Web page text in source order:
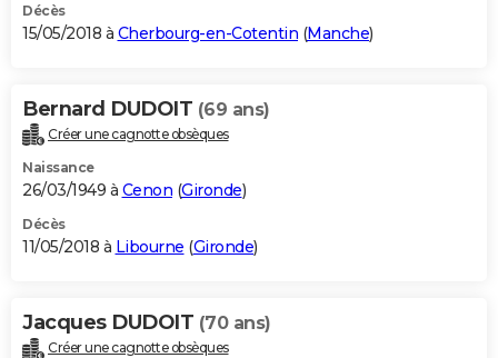
Décès
15/05/2018 à Cherbourg-en-Cotentin (Manche)
Bernard DUDOIT (69 ans)
Créer une cagnotte obsèques
Naissance
26/03/1949 à Cenon (Gironde)
Décès
11/05/2018 à Libourne (Gironde)
Jacques DUDOIT (70 ans)
Créer une cagnotte obsèques